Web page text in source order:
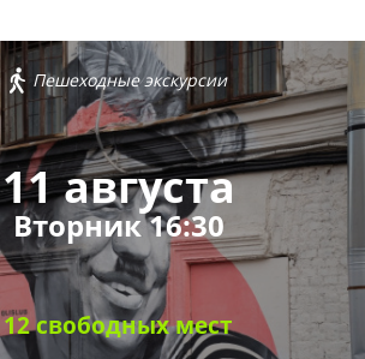
Пешеходные экскурсии
11 августа
Вторник 16:30
12 свободных мест